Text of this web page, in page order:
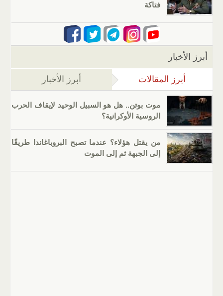
فتاكة
أبرز الأخبار
أبرز المقالات (علامة التبويب النشطة)
أبرز الأخبار
موت بوتن.. هل هو السبيل الوحيد لإيقاف الحرب
الروسية الأوكرانية؟
من يقتل هؤلاء؟ عندما تصبح البروباغاندا طريقًا
إلى الجبهة ثم إلى الموت